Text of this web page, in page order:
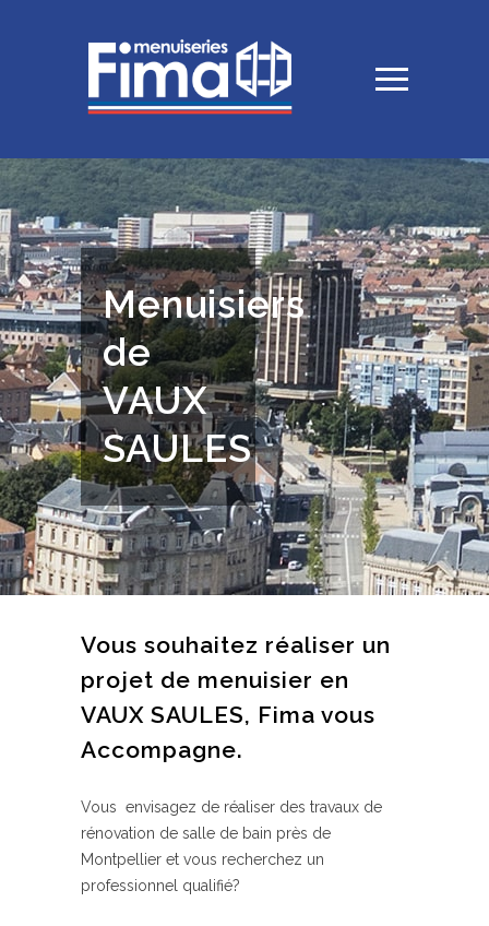
Menuisiers
de
VAUX
SAULES
Vous souhaitez réaliser un
projet de menuisier en
VAUX SAULES, Fima vous
Accompagne.
Vous envisagez de réaliser des travaux de
rénovation de salle de bain près de
Montpellier et vous recherchez un
professionnel qualifié?